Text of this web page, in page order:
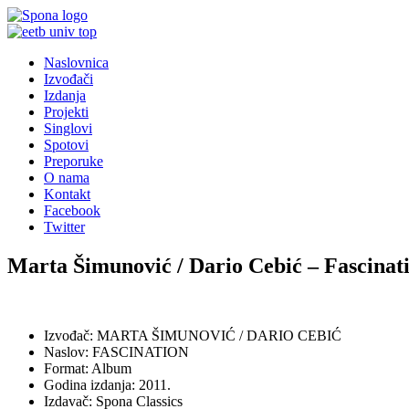
Naslovnica
Izvođači
Izdanja
Projekti
Singlovi
Spotovi
Preporuke
O nama
Kontakt
Facebook
Twitter
Marta Šimunović / Dario Cebić –
Izvođač: MARTA ŠIMUNOVIĆ / DARIO CEBIĆ
Naslov: FASCINATION
Format: Album
Godina izdanja: 2011.
Izdavač: Spona Classics